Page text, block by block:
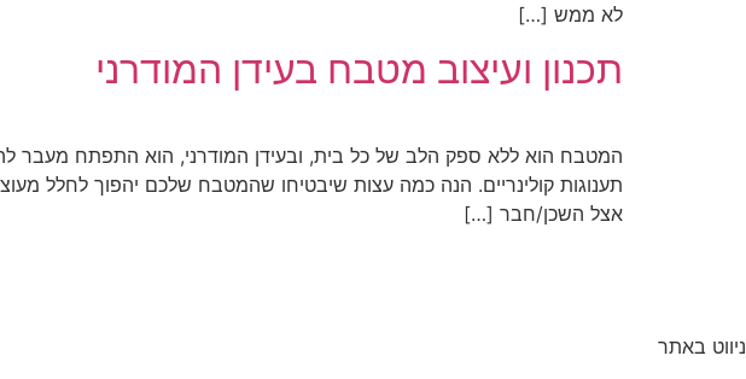
לא ממש […]
תכנון ועיצוב מטבח בעידן המודרני
המטבח הוא ללא ספק הלב של כל בית, ובעידן המודרני, הוא התפתח מעבר
אצל השכן/חבר […]
ניווט באתר